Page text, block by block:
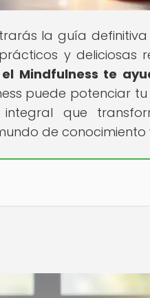
la guía
y deliciosas
Mindfulness te
puede potenciar
que
de conocimiento